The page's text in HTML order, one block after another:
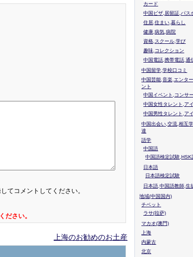
てコメントしてください。
ださい。
上海のお勧めのお土産
カード
中国ビザ,居留証,パス
住居,住まい,暮らし
健康,病気,病院
資格,スクール,学び
趣味,コレクション
中国電話,携帯電話,通
中国留学,学校口コミ
中国芸能,音楽,エンタ
ント
中国イベント,コンサ
中国女性タレント,ア
中国男性タレント,ア
中国出会い,交流,相互
達
語学
中国語
中国語検定試験,HSK
日本語
日本語検定試験
日本語,中国語教師,生
地域(中国国内)
チベット
ラサ(拉萨)
マカオ(澳門)
上海
内蒙古
北京